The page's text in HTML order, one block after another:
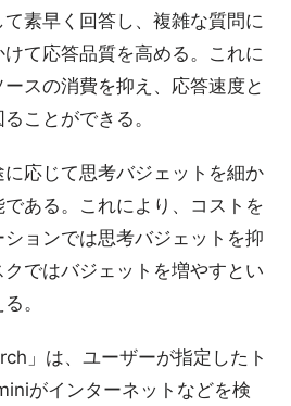
素早く回答し、複雑な質問に
て応答品質を高める。これに
スの消費を抑え、応答速度と
ことができる。
応じて思考バジェットを細か
ある。これにより、コストを
ョンでは思考バジェットを抑
ではバジェットを増やすとい
。
」は、ユーザーが指定したト
がインターネットなどを検